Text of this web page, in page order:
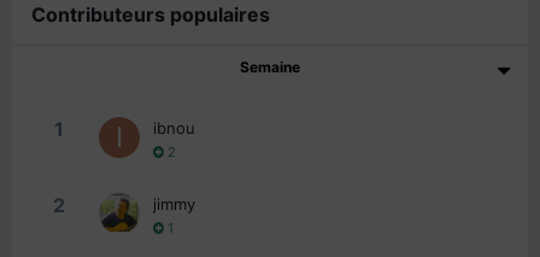
Contributeurs populaires
Semaine
1 ibnou
2
2 jimmy
1